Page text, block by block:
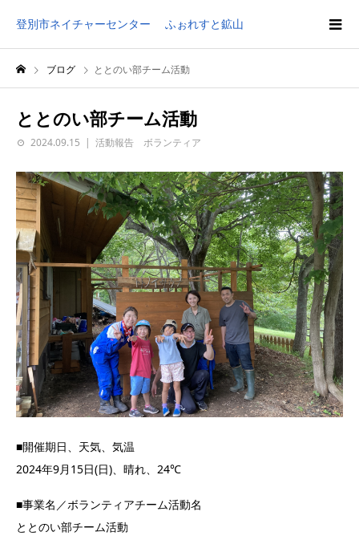
登別市ネイチャーセンター ふぉれすと鉱山
ブログ ととのい部チーム活動
ととのい部チーム活動
2024.09.15 活動報告 ボランティア
■開催期日、天気、気温
2024年9月15日(日)、晴れ、24℃
■事業名／ボランティアチーム活動名
ととのい部チーム活動